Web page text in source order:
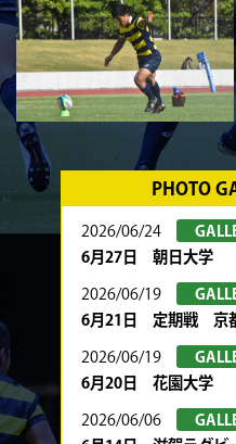
PHOTO
2026/06/24
6月27日 朝日大学
2026/06/19
6月21日 定期戦 京
2026/06/19
6月20日 花園大学
2026/06/06